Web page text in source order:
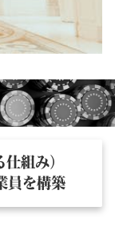
組み）
員を構築